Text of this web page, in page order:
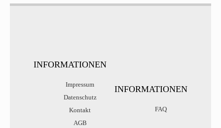
INFORMATIONEN
Impressum
Datenschutz
Kontakt
AGB
INFORMATIONEN
FAQ